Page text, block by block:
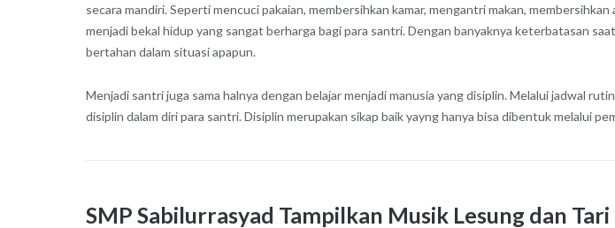
secara mandiri. Seperti mencuci pakaian, membersihkan kamar, mengantri makan,
menjadi bekal hidup yang sangat berharga bagi para santri. Dengan banyaknya keterbatasan
bertahan dalam situasi apapun.
Menjadi santri juga sama halnya dengan belajar menjadi manusia yang disiplin. Melalui jadwal
disiplin dalam diri para santri. Disiplin merupakan sikap baik yayng hanya bisa dibentuk melalui
SMP Sabilurrasyad Tampilkan Musik Lesung dan